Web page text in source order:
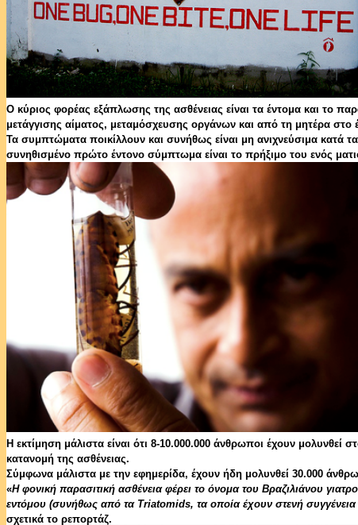
Ο κύριος φορέας εξάπλωσης της ασθένειας είναι τα έντομα και το
μετάγγισης αίματος, μεταμόσχευσης οργάνων και από τη μητέρα στο
Τα συμπτώματα ποικίλλουν και συνήθως είναι μη ανιχνεύσιμα
συνηθισμένο πρώτο έντονο σύμπτωμα είναι το πρήξιμο του ενός
Η εκτίμηση μάλιστα είναι ότι 8-10.000.000 άνθρωποι έχουν μολυνθεί
κατανομή της ασθένειας.
Σύμφωνα μάλιστα με την εφημερίδα, έχουν ήδη μολυνθεί 30.000
«Η φονική παρασιτική ασθένεια φέρει το όνομα του Βραζιλιάνου
εντόμου (συνήθως από τα Triatomids, τα οποία έχουν στενή συγγένεια
σχετικά το ρεπορτάζ.